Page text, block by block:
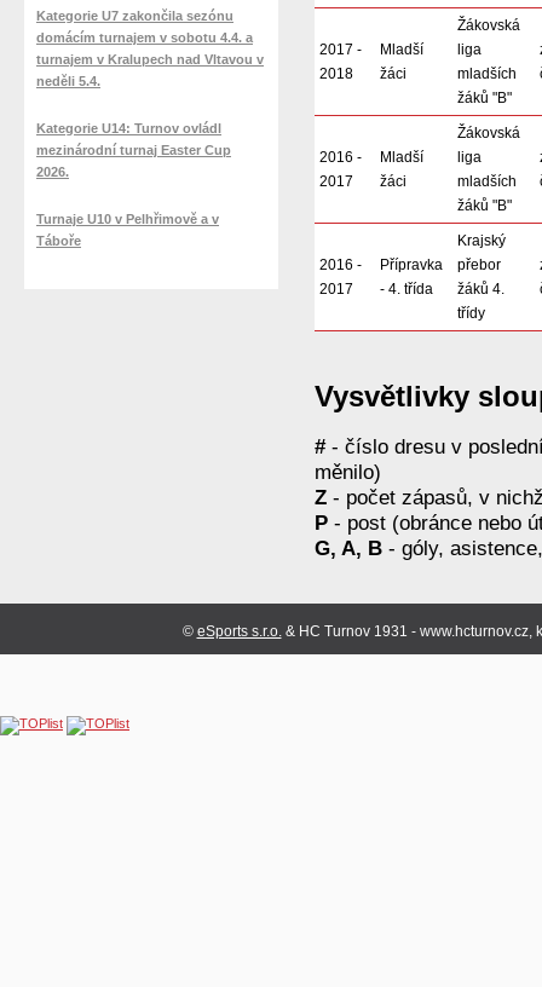
2017 -
2018
Mladší
žáci
Žákovská
liga
mladších
žáků "B"
2016 -
2017
Mladší
žáci
Žákovská
liga
mladších
žáků "B"
2016 -
2017
Přípravka
- 4. třída
Krajský
přebor
žáků 4.
třídy
Vysvětlivky
# - číslo dresu v
měnilo)
Z - počet zápasů, v
P - post (obránce nebo
G, A, B - góly,
Kategorie U7 zakončila sezónu
domácím turnajem v sobotu 4.4. a
turnajem v Kralupech nad Vltavou v
neděli 5.4.
Kategorie U14: Turnov ovládl
mezinárodní turnaj Easter Cup
2026.
Turnaje U10 v Pelhřimově a v
Táboře
© eSports s.r.o.& HC Turnov 1931 -